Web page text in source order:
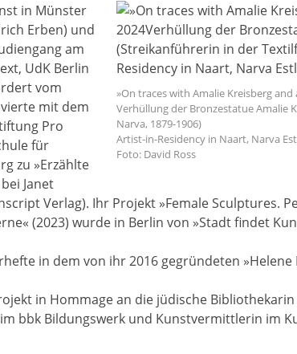
»On traces with Amalie Kreisberg and
Verhüllung der Bronzestatue Amalie
Narva, 1879-1906)
Artist-in-Residency in Naart, Narva
Foto: David Ross
in Münster
Erben) und
am
UdK Berlin
vom
mit dem
Pro
für
zu »Erzählte
Janet
Verlag). Ihr Projekt »Female Sculptures.
(2023) wurde in Berlin von »Stadt findet
in dem von ihr 2016 gegründeten »Helene
in Hommage an die jüdische
bbk Bildungswerk und Kunstvermittlerin im